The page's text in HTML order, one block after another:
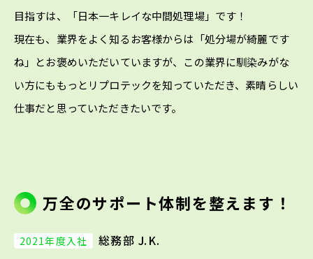
目指すは、「日本一キレイな中間処理場」です！
現在も、業界をよく知るお客様からは「処分場が綺麗です
ね」とお褒めいただいていますが、この業界に馴染みがな
い方にももっとリプロテックを知っていただき、素晴らしい
仕事だと思っていただきたいです。
万全のサポート体制を整えます！
2021年度入社 総務部 J.K.